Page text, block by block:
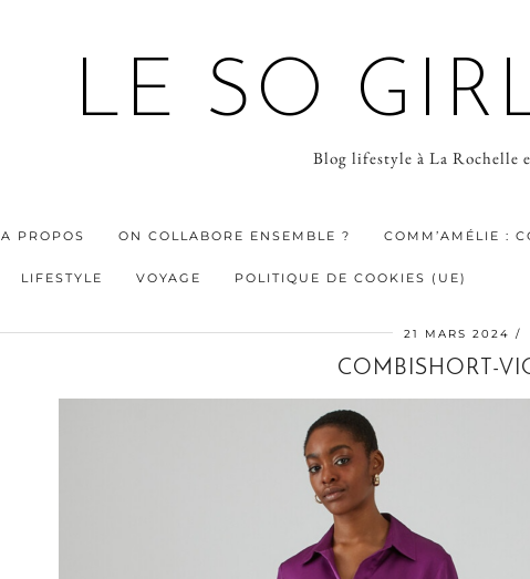
LE SO
Blog lifestyle à La Rochelle
A PROPOS ON COLLABORE ENSEMBLE ? COMM’AMÉLIE :
LIFESTYLE VOYAGE POLITIQUE DE COOKIES (UE)
21 MARS 2024
COMBISHORT-